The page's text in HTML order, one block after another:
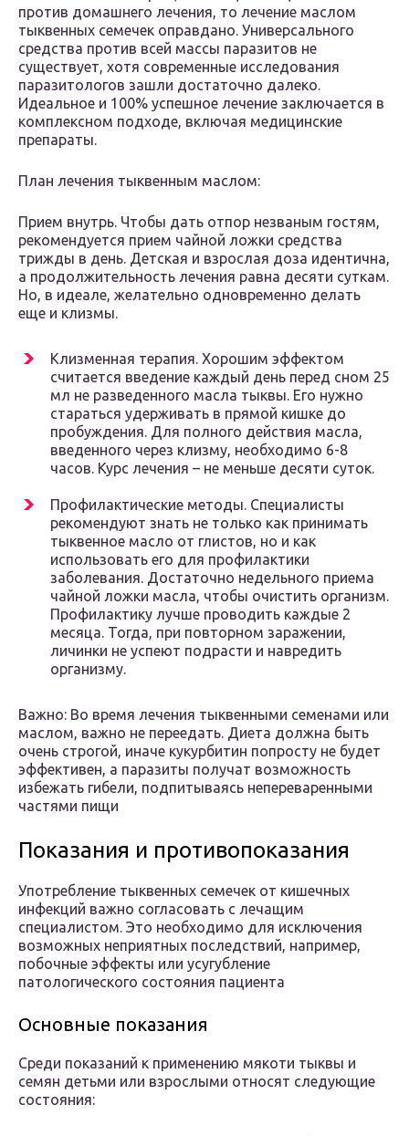
против домашнего лечения, то лечение маслом
тыквенных семечек оправдано. Универсального
средства против всей массы паразитов не
существует, хотя современные исследования
паразитологов зашли достаточно далеко.
Идеальное и 100% успешное лечение заключается в
комплексном подходе, включая медицинские
препараты.
План лечения тыквенным маслом:
Прием внутрь. Чтобы дать отпор незваным гостям,
рекомендуется прием чайной ложки средства
трижды в день. Детская и взрослая доза идентична,
а продолжительность лечения равна десяти суткам.
Но, в идеале, желательно одновременно делать
еще и клизмы.
Клизменная терапия. Хорошим эффектом
считается введение каждый день перед сном 25
мл не разведенного масла тыквы. Его нужно
стараться удерживать в прямой кишке до
пробуждения. Для полного действия масла,
введенного через клизму, необходимо 6-8
часов. Курс лечения – не меньше десяти суток.
Профилактические методы. Специалисты
рекомендуют знать не только как принимать
тыквенное масло от глистов, но и как
использовать его для профилактики
заболевания. Достаточно недельного приема
чайной ложки масла, чтобы очистить организм.
Профилактику лучше проводить каждые 2
месяца. Тогда, при повторном заражении,
личинки не успеют подрасти и навредить
организму.
Важно: Во время лечения тыквенными семенами или
маслом, важно не переедать. Диета должна быть
очень строгой, иначе кукурбитин попросту не будет
эффективен, а паразиты получат возможность
избежать гибели, подпитываясь непереваренными
частями пищи
Показания и противопоказания
Употребление тыквенных семечек от кишечных
инфекций важно согласовать с лечащим
специалистом. Это необходимо для исключения
возможных неприятных последствий, например,
побочные эффекты или усугубление
патологического состояния пациента
Основные показания
Среди показаний к применению мякоти тыквы и
семян детьми или взрослыми относят следующие
состояния: